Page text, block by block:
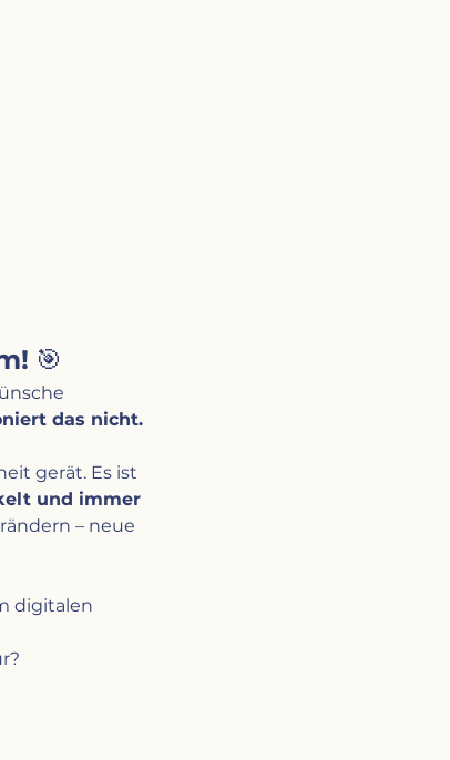
🎯
das nicht.
gerät. Es ist
und immer
– neue
digitalen